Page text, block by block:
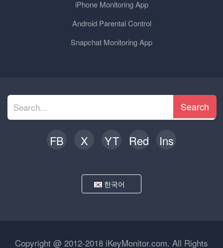
iPhone Monitoring App
Android Parental Control
Snapchat Monitoring App
Search
FB X YT Red Ins
한국어
Copyright @ 2012-2018 iKeyMonitor.com. All Rights